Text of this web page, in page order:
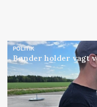
POLITIK
Bønder holder vagt